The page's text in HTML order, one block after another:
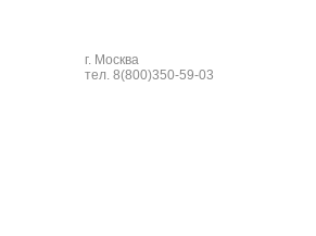
г. Москва
тел. 8(800)350-59-03